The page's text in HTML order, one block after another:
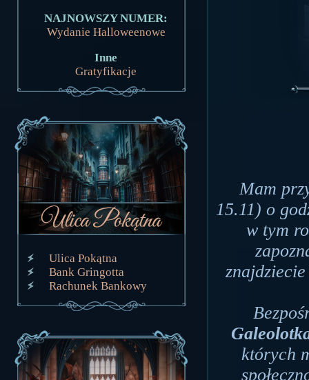
NAJNOWSZY NUMER:
Wydanie Halloweenowe
Inne
Gratyfikacje
Ulica Pokątna
Bank Gringotta
Rachunek Bankowy
Mam
15.11) o
w tym
których